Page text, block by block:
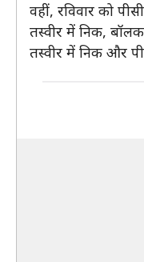
वहीं, रविवार को
तस्वीर में निक,
तस्वीर में निक और